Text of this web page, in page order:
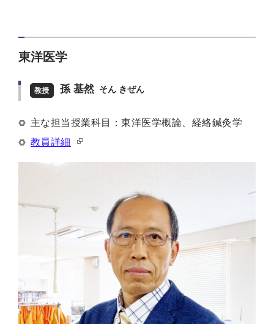
東洋医学
教授 孫 基然 そん きぜん
主な担当授業科目：東洋医学概論、経絡鍼灸学
教員詳細